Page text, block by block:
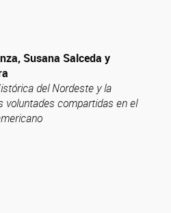
Susana Salceda y
del Nordeste y la
voluntades compartidas en el